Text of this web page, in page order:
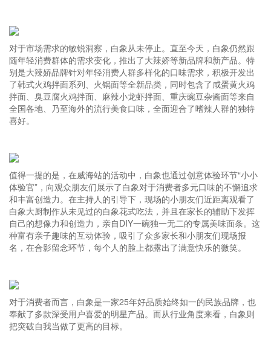
对于市场需求的敏锐洞察，白象从未停止。直至今天，白象仍然跟
随年轻消费群体的需求变化，推出了大辣娇等新品牌和新产品。特
别是大辣娇品牌针对年轻消费人群多样化的口味需求，积极开发出
了韩式火鸡拌面系列、火锅面等全新品类，同时包含了咸蛋黄火鸡
拌面、臭豆腐火鸡拌面、麻辣小龙虾拌面、重庆豌豆杂酱面等来自
全国各地、乃至海外的流行美食口味，全面迎合了嗜辣人群的独特
喜好。
值得一提的是，在威海站的活动中，白象也通过创意体验环节“小小
体验官”，向观众朋友们展示了白象对于消费者多元口味的不懈追求
和丰富创造力。在主持人的引导下，现场的小朋友们近距离观看了
白象大厨制作从未见过的白象花式吃法，并且在家长的辅助下发挥
自己的想像力和创造力，亲自DIY一碗独一无二的专属美味面条。这
种富有亲子趣味的互动体验，吸引了众多家长和小朋友们现场报
名，在合影留念环节，每个人的脸上都露出了满意快乐的微笑。
对于消费者而言，白象是一家25年好品质始终如一的民族品牌，也
奉献了多款深受用户喜爱的明星产品。而从行业角度来看，白象则
把突破自我当做了更高的目标。